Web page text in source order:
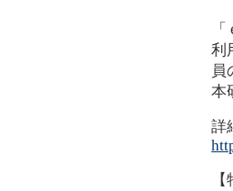
利
員
本
詳